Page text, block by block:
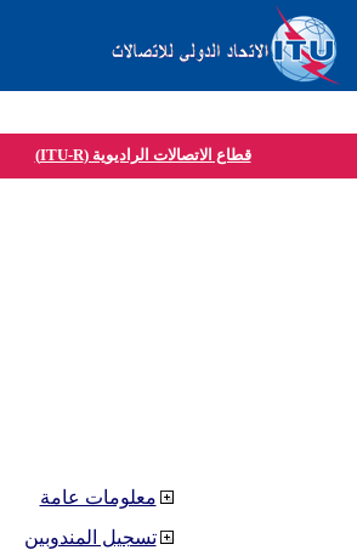
قطاع الاتصالات الراديوية (ITU-R)
معلومات عامة
تسجيل المندوبين